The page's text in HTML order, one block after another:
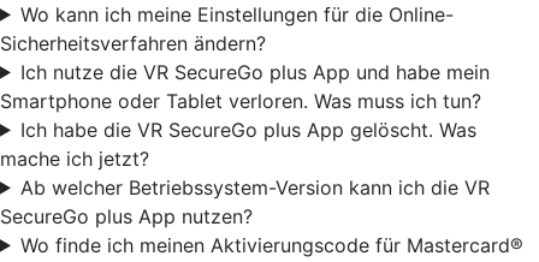
Wo kann ich meine Einstellungen für die Online-
Sicherheitsverfahren ändern?
Ich nutze die VR SecureGo plus App und habe mein
Smartphone oder Tablet verloren. Was muss ich tun?
Ich habe die VR SecureGo plus App gelöscht. Was
mache ich jetzt?
Ab welcher Betriebssystem-Version kann ich die VR
SecureGo plus App nutzen?
Wo finde ich meinen Aktivierungscode für Mastercard®